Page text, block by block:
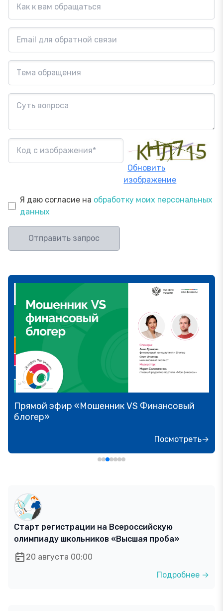
Обновить
изображение
Я даю согласие на обработку моих персональных
данных
Отправить запрос
Прямой эфир «Мошенник VS Финансовый
блогер»
Посмотреть→
Старт регистрации на Всероссийскую
олимпиаду школьников «Высшая проба»
20 августа 00:00
Подробнее →